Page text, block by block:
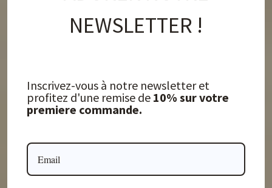
NEWSLETTER !
Inscrivez-vous à notre newsletter et
profitez d'une remise de 10% sur votre
premiere commande.